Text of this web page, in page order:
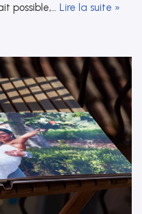
possible,… Lire la suite »